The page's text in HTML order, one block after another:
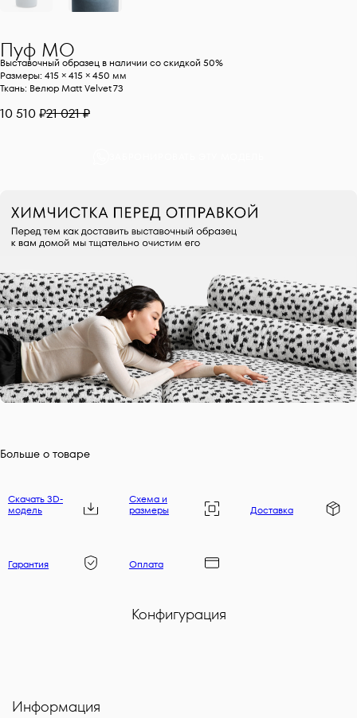
Пуф MO
Выставочный образец в наличии со скидкой 50%
Размеры: 415 × 415 × 450 мм
Ткань: Велюр Matt Velvet 73
10 510 ₽21 021 ₽
Больше о товаре
Скачать 3D-
модель
Схема и
размеры
Доставка
Гарантия Оплата
Конфигурация
Информация